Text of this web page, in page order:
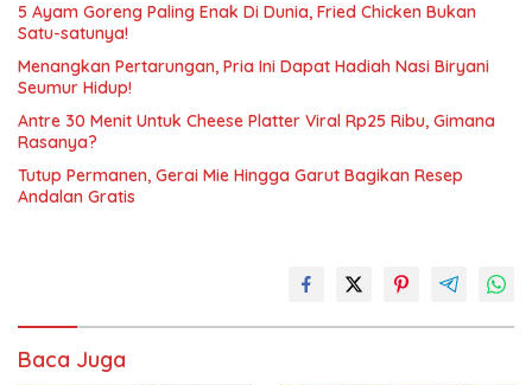
5 Ayam Goreng Paling Enak Di Dunia, Fried Chicken Bukan
Satu-satunya!
Menangkan Pertarungan, Pria Ini Dapat Hadiah Nasi Biryani
Seumur Hidup!
Antre 30 Menit Untuk Cheese Platter Viral Rp25 Ribu, Gimana
Rasanya?
Tutup Permanen, Gerai Mie Hingga Garut Bagikan Resep
Andalan Gratis
Baca Juga